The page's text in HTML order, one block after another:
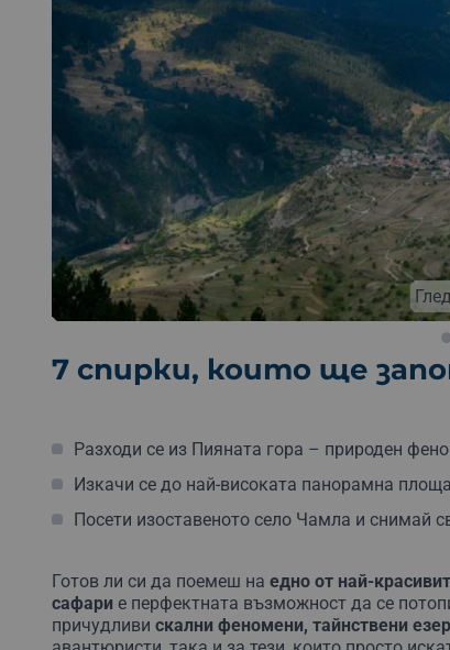
7 спирки, които ще
Разходи се из Пияната гора – природен
Изкачи се до най-високата панорамна
Посети изоставеното село Чамла и снимай
Готов ли си да поемеш на едно от най-
сафари е перфектната възможност да се
причудливи скални феномени, тайнствени
Безплатна доставка Безплатна опаковка